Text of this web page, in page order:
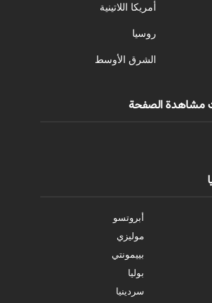
أمريكا اللاتينية
روسيا
الشرق الأوسط
مشاهدة الصفحة
أبروتسو
موليزي
بييمونتي
بوليا
سردينيا